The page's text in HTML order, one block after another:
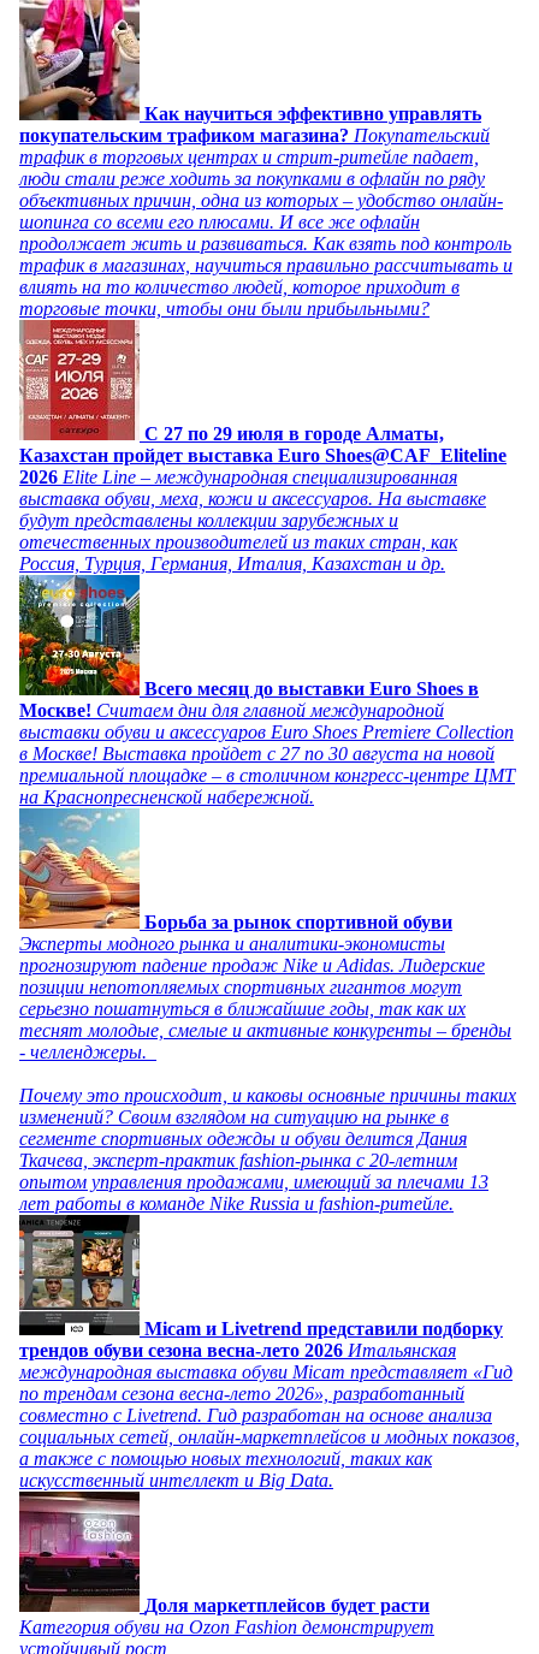
Как научиться эффективно управлять
покупательским трафиком магазина? Покупательский
трафик в торговых центрах и стрит-ритейле падает,
люди стали реже ходить за покупками в офлайн по ряду
объективных причин, одна из которых – удобство онлайн-
шопинга со всеми его плюсами. И все же офлайн
продолжает жить и развиваться. Как взять под контроль
трафик в магазинах, научиться правильно рассчитывать и
влиять на то количество людей, которое приходит в
торговые точки, чтобы они были прибыльными?
C 27 по 29 июля в городе Алматы,
Казахстан пройдет выставка Euro Shoes@CAF_Eliteline
2026 Elite Line – международная специализированная
выставка обуви, меха, кожи и аксессуаров. На выставке
будут представлены коллекции зарубежных и
отечественных производителей из таких стран, как
Россия, Турция, Германия, Италия, Казахстан и др.
Всего месяц до выставки Euro Shoes в
Москве! Считаем дни для главной международной
выставки обуви и аксессуаров Euro Shoes Premiere Collection
в Москве! Выставка пройдет с 27 по 30 августа на новой
премиальной площадке – в столичном конгресс-центре ЦМТ
на Краснопресненской набережной.
Борьба за рынок спортивной обуви
Эксперты модного рынка и аналитики-экономисты
прогнозируют падение продаж Nike и Adidas. Лидерские
позиции непотопляемых спортивных гигантов могут
серьезно пошатнуться в ближайшие годы, так как их
теснят молодые, смелые и активные конкуренты – бренды
- челленджеры.
Почему это происходит, и каковы основные причины таких
изменений? Своим взглядом на ситуацию на рынке в
сегменте спортивных одежды и обуви делится Дания
Ткачева, эксперт-практик fashion-рынка с 20-летним
опытом управления продажами, имеющий за плечами 13
лет работы в команде Nike Russia и fashion-ритейле.
Micam и Livetrend представили подборку
трендов обуви сезона весна-лето 2026 Итальянская
международная выставка обуви Micam представляет «Гид
по трендам сезона весна-лето 2026», разработанный
совместно с Livetrend. Гид разработан на основе анализа
социальных сетей, онлайн-маркетплейсов и модных показов,
а также с помощью новых технологий, таких как
искусственный интеллект и Big Data.
Доля маркетплейсов будет расти
Категория обуви на Ozon Fashion демонстрирует
устойчивый рост